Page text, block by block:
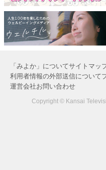
「みよか」についてサイトマッ
利用者情報の外部送信について
運営会社お問い合わせ
Copyright © Kansai